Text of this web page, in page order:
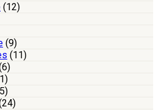
(12)
(9)
(11)